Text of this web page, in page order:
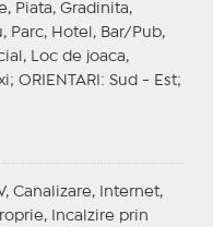
Piata, Gradinita,
Parc, Hotel, Bar/Pub,
Loc de joaca,
ORIENTARI : Sud - Est;
Canalizare, Internet,
Incalzire prin